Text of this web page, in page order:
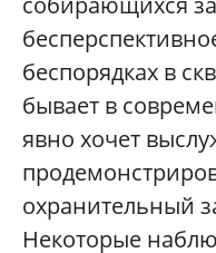
беспорядках в
бывает в
явно хочет
охранительный
Некоторые